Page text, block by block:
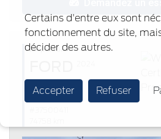
Disponible
Edge
Certains d'entre eux sont
fonctionnement du site,
décider des autres.
Accepter Refuser